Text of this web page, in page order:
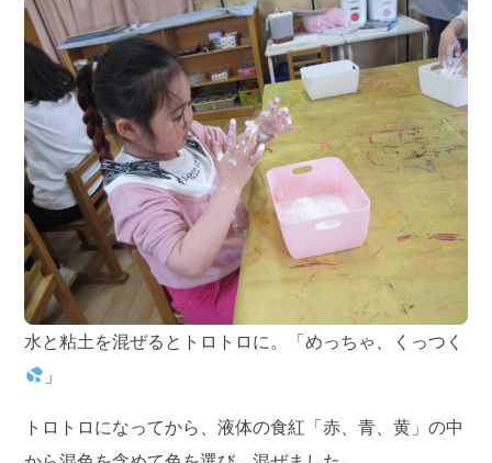
水と粘土を混ぜるとトロトロに。「めっちゃ、くっつく
」
トロトロになってから、液体の食紅「赤、青、黄」の中